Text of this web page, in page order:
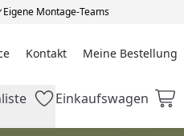
Eigene Montage-Teams
Kontakt Meine Bestellung
Meine Bestellung
Einkaufswagen
Einkaufswagen